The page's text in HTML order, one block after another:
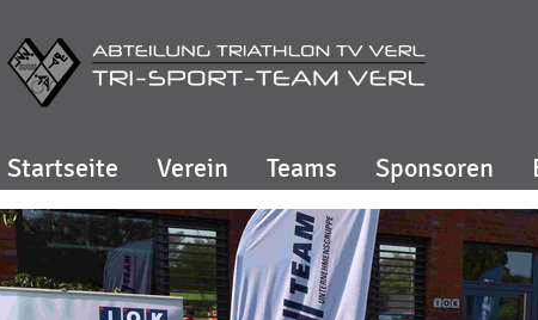
Startseite Verein Teams Sponsoren